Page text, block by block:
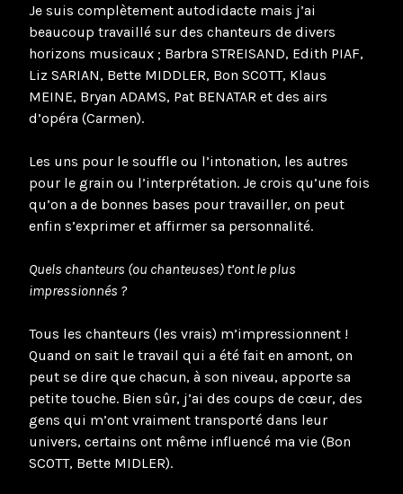
Je suis complètement autodidacte mais j’ai
beaucoup travaillé sur des chanteurs de divers
horizons musicaux ; Barbra STREISAND, Edith PIAF,
Liz SARIAN, Bette MIDDLER, Bon SCOTT, Klaus
MEINE, Bryan ADAMS, Pat BENATAR et des airs
d’opéra (Carmen).
Les uns pour le souffle ou l’intonation, les autres
pour le grain ou l’interprétation. Je crois qu’une fois
qu’on a de bonnes bases pour travailler, on peut
enfin s’exprimer et affirmer sa personnalité.
Quels chanteurs (ou chanteuses) t’ont le plus
impressionnés ?
Tous les chanteurs (les vrais) m’impressionnent !
Quand on sait le travail qui a été fait en amont, on
peut se dire que chacun, à son niveau, apporte sa
petite touche. Bien sûr, j’ai des coups de cœur, des
gens qui m’ont vraiment transporté dans leur
univers, certains ont même influencé ma vie (Bon
SCOTT, Bette MIDLER).